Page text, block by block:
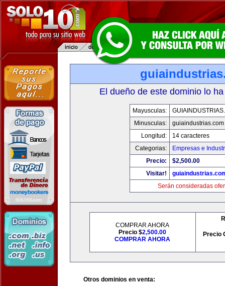
El dueño de este dominio lo
Mayusculas:
Minusculas:
guiaindustrias.com
Longitud:
14 caracteres
Categorias:
Empresas e
Precio:
$2,500.00
Visitar!
Serán consideradas
COMPRAR AHORA
Precio $2,500.00
COMPRAR AHORA
Precio
Otros dominios en venta: